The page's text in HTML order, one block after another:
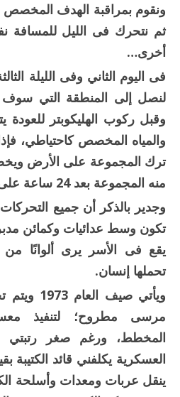
ونقوم بمراقبة الهدف المخصص لنا
ثم نتحرك فى الليل للمسافة
أخرى…
فى اليوم الثاني وفى الليلة
لنصل إلى المنطقة التي سوف
وقبل ركوب الهليكوبتر للعودة
والمياه المخصص كاحتياطي،
ترك المجموعة على الأرض
منه المجموعة بعد 24 ساعة على مسافة 50 كم.
وجدير بالذكر أن جميع التحركات
تكون وسط عدائيات وكمائن
يقع فى الأسر يرى ألوانًا
تحملها إنسان.
ويأتي صيف
مرسى مطروح؛ لتنفيذ
المخطط، ورغم صغر رتبتي
العسكرية يكلفني قائد الكتيبة
ينقل عربات ومعدات وأسلحة